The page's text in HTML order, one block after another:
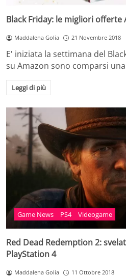
Black Friday: le migliori offerte
Maddalena Golia 21 Novembre 2018
E' iniziata la settimana del
su Amazon sono comparsi
Leggi di più
Game News PS4 Videogame
Red Dead Redemption 2:
PlayStation 4
Maddalena Golia 11 Ottobre 2018